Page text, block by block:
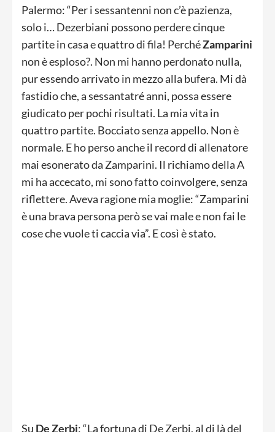
Palermo: “Per i sessantenni non c’è pazienza,
solo i… Dezerbiani possono perdere cinque
partite in casa e quattro di fila! PerchéZamparini
non è esploso?. Non mi hanno perdonato nulla,
pur essendo arrivato in mezzo alla bufera. Mi dà
fastidio che, a sessantatré anni, possa essere
giudicato per pochi risultati. La mia vita in
quattro partite. Bocciato senza appello. Non è
normale. E ho perso anche il record di allenatore
mai esonerato da Zamparini. Il richiamo della A
mi ha accecato, mi sono fatto coinvolgere, senza
riflettere. Aveva ragione mia moglie: “Zamparini
è una brava persona però se vai male e non fai le
cose che vuole ti caccia via”. E così è stato.
Su De Zerbi: “La fortuna di De Zerbi, al di là del